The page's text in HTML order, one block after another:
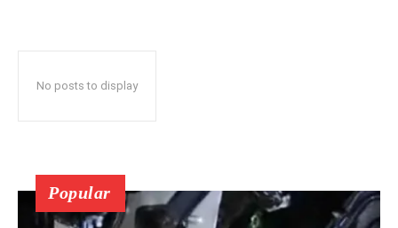
No posts to display
Popular